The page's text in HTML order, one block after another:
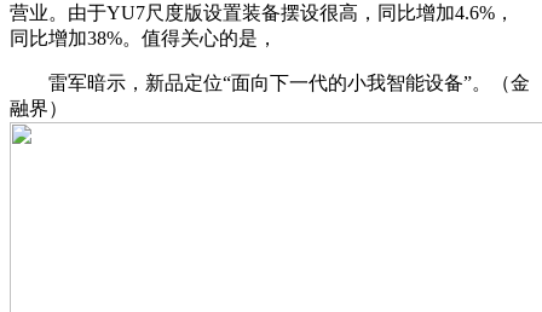
营业。由于YU7尺度版设置装备摆设很高，同比增加4.6%，
同比增加38%。值得关心的是，
雷军暗示，新品定位“面向下一代的小我智能设备”。（金
融界）